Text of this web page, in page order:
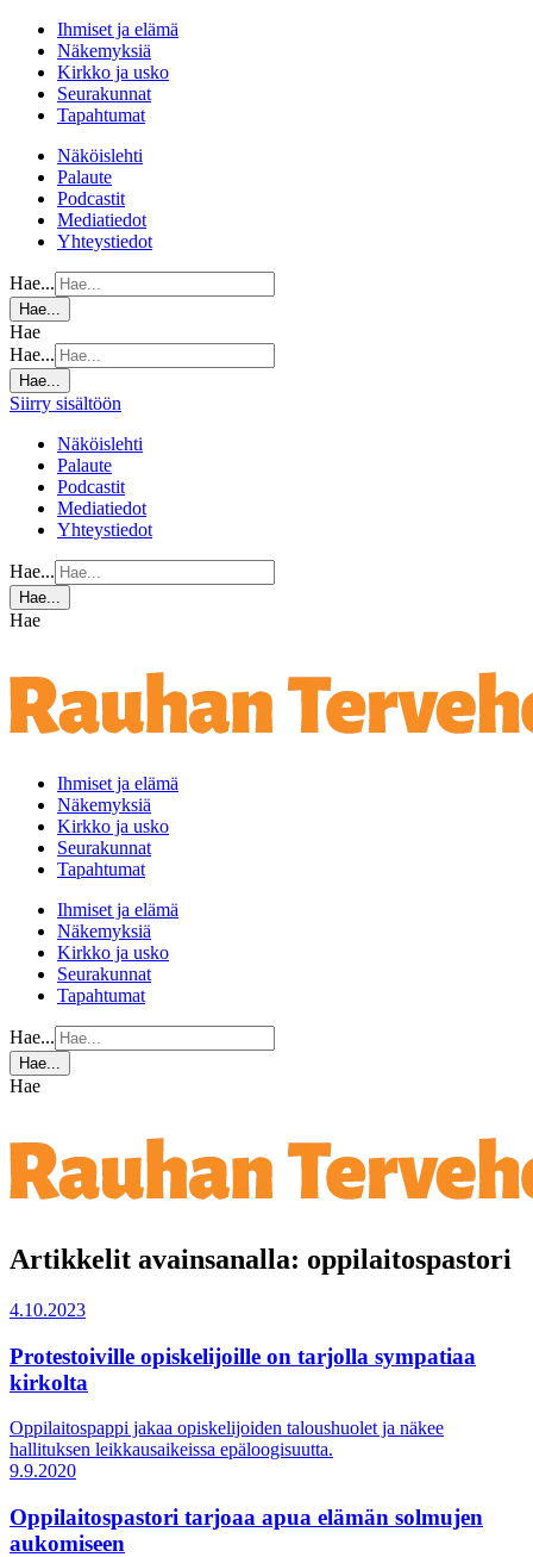
Ihmiset ja elämä
Näkemyksiä
Kirkko ja usko
Seurakunnat
Tapahtumat
Näköislehti
Palaute
Podcastit
Mediatiedot
Yhteystiedot
Hae...
Hae...
Hae
Hae...
Hae...
Siirry sisältöön
Näköislehti
Palaute
Podcastit
Mediatiedot
Yhteystiedot
Hae...
Hae...
Hae
Ihmiset ja elämä
Näkemyksiä
Kirkko ja usko
Seurakunnat
Tapahtumat
Ihmiset ja elämä
Näkemyksiä
Kirkko ja usko
Seurakunnat
Tapahtumat
Hae...
Hae...
Hae
Artikkelit avainsanalla: oppilaitospastori
4.10.2023
Protestoiville opiskelijoille on tarjolla sympatiaa
kirkolta
Oppilaitospappi jakaa opiskelijoiden taloushuolet ja näkee
hallituksen leikkausaikeissa epäloogisuutta.
9.9.2020
Oppilaitospastori tarjoaa apua elämän solmujen
aukomiseen